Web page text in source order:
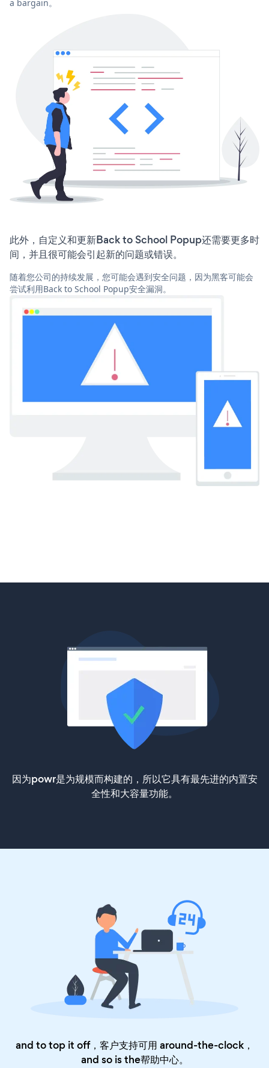
a bargain。
此外，自定义和更新Back to School Popup还需要更多时
间，并且很可能会引起新的问题或错误。
随着您公司的持续发展，您可能会遇到安全问题，因为黑客可能会
尝试利用Back to School Popup安全漏洞。
因为powr是为规模而构建的，所以它具有最先进的内置安
全性和大容量功能。
and to top it off，客户支持可用 around-the-clock，
and so is the帮助中心。